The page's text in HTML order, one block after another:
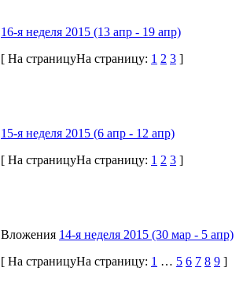
16-я неделя 2015 (13 апр - 19 апр)
[ На страницуНа страницу: 1 2 3 ]
15-я неделя 2015 (6 апр - 12 апр)
[ На страницуНа страницу: 1 2 3 ]
Вложения 14-я неделя 2015 (30 мар - 5 апр)
[ На страницуНа страницу: 1 … 5 6 7 8 9 ]